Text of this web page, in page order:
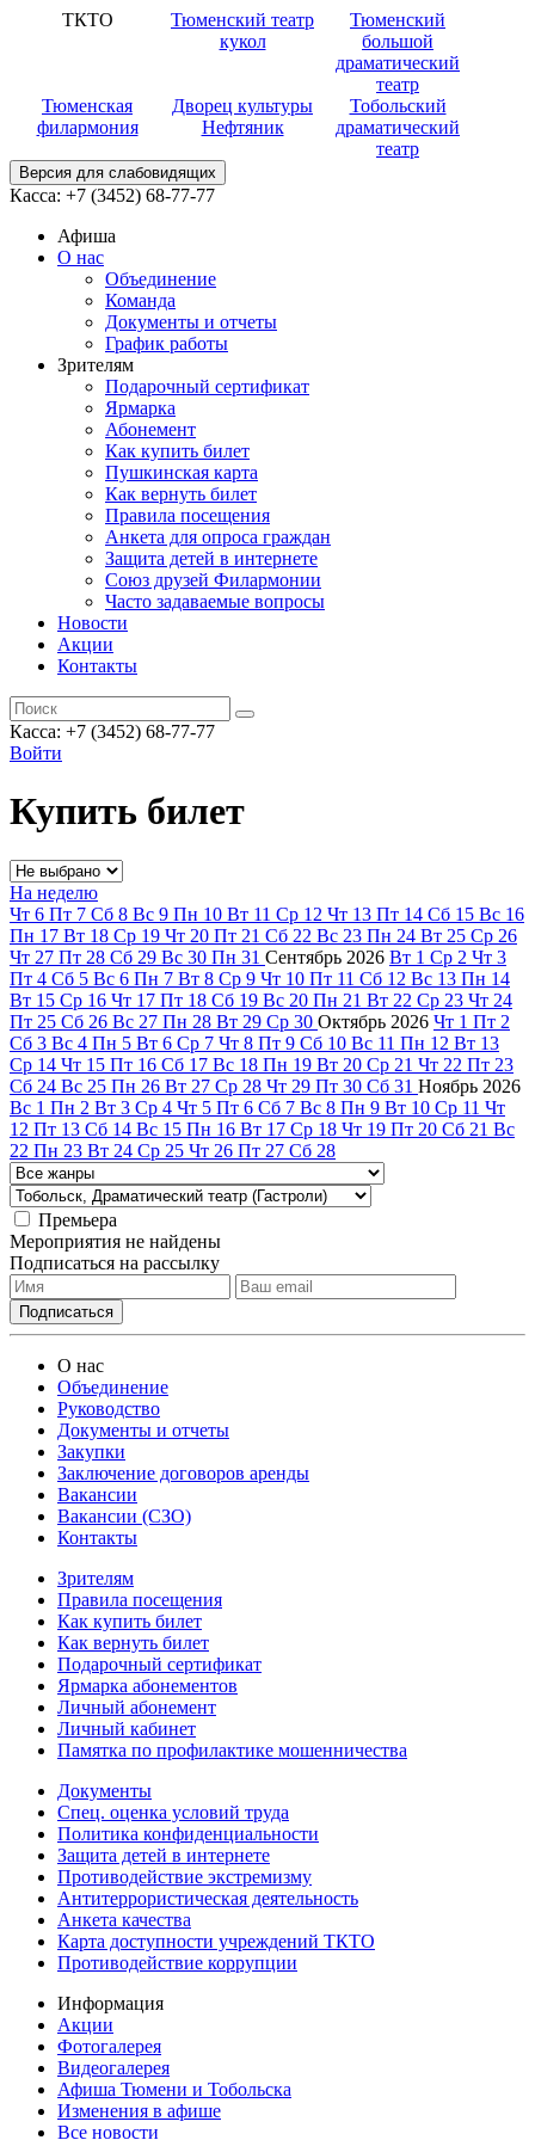
ТКТО
Тюменский театр
кукол
Тюменский
большой
драматический
театр
Тюменская
филармония
Дворец культуры
Нефтяник
Тобольский
драматический
театр
Версия для слабовидящих
Касса: +7 (3452) 68-77-77
Афиша
О нас
Объединение
Команда
Документы и отчеты
График работы
Зрителям
Подарочный сертификат
Ярмарка
Абонемент
Как купить билет
Пушкинская карта
Как вернуть билет
Правила посещения
Анкета для опроса граждан
Защита детей в интернете
Союз друзей Филармонии
Часто задаваемые вопросы
Новости
Акции
Контакты
Касса: +7 (3452) 68-77-77
Войти
Купить билет
На неделю
Чт 6 Пт 7 Сб 8 Вс 9 Пн 10 Вт 11 Ср 12 Чт 13 Пт 14 Сб 15 Вс 16
Пн 17 Вт 18 Ср 19 Чт 20 Пт 21 Сб 22 Вс 23 Пн 24 Вт 25 Ср 26
Чт 27 Пт 28 Сб 29 Вс 30 Пн 31 Сентябрь 2026 Вт 1 Ср 2 Чт 3
Пт 4 Сб 5 Вс 6 Пн 7 Вт 8 Ср 9 Чт 10 Пт 11 Сб 12 Вс 13 Пн 14
Вт 15 Ср 16 Чт 17 Пт 18 Сб 19 Вс 20 Пн 21 Вт 22 Ср 23 Чт 24
Пт 25 Сб 26 Вс 27 Пн 28 Вт 29 Ср 30 Октябрь 2026 Чт 1 Пт 2
Сб 3 Вс 4 Пн 5 Вт 6 Ср 7 Чт 8 Пт 9 Сб 10 Вс 11 Пн 12 Вт 13
Ср 14 Чт 15 Пт 16 Сб 17 Вс 18 Пн 19 Вт 20 Ср 21 Чт 22 Пт 23
Сб 24 Вс 25 Пн 26 Вт 27 Ср 28 Чт 29 Пт 30 Сб 31 Ноябрь 2026
Вс 1 Пн 2 Вт 3 Ср 4 Чт 5 Пт 6 Сб 7 Вс 8 Пн 9 Вт 10 Ср 11 Чт
12 Пт 13 Сб 14 Вс 15 Пн 16 Вт 17 Ср 18 Чт 19 Пт 20 Сб 21 Вс
22 Пн 23 Вт 24 Ср 25 Чт 26 Пт 27 Сб 28
Премьера
Мероприятия не найдены
Подписаться на рассылку
О нас
Объединение
Руководство
Документы и отчеты
Закупки
Заключение договоров аренды
Вакансии
Вакансии (СЗО)
Контакты
Зрителям
Правила посещения
Как купить билет
Как вернуть билет
Подарочный сертификат
Ярмарка абонементов
Личный абонемент
Личный кабинет
Памятка по профилактике мошенничества
Документы
Спец. оценка условий труда
Политика конфиденциальности
Защита детей в интернете
Противодействие экстремизму
Антитеррористическая деятельность
Анкета качества
Карта доступности учреждений ТКТО
Противодействие коррупции
Информация
Акции
Фотогалерея
Видеогалерея
Афиша Тюмени и Тобольска
Изменения в афише
Все новости